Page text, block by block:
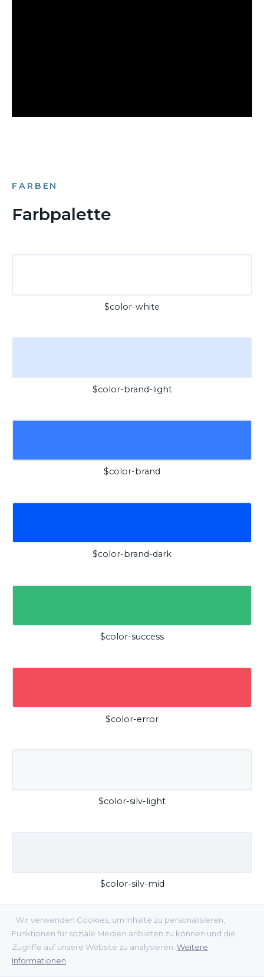
Wir verwenden Cookies, um Inhalte zu personalisieren,
Funktionen für soziale Medien anbieten zu können und die
Zugriffe auf unsere Website zu analysieren. Weitere
Informationen
FARBEN
Farbpalette
$color-white
$color-brand-light
$color-brand
$color-brand-dark
$color-success
$color-error
$color-silv-light
$color-silv-mid